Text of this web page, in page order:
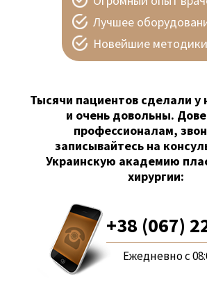
Лучшее
Новейшие методики
Тысячи пациентов сделали у
и очень довольны.
профессионалам,
записывайтесь на
Украинскую академию
хирургии:
+38 (067)
Ежедневно с